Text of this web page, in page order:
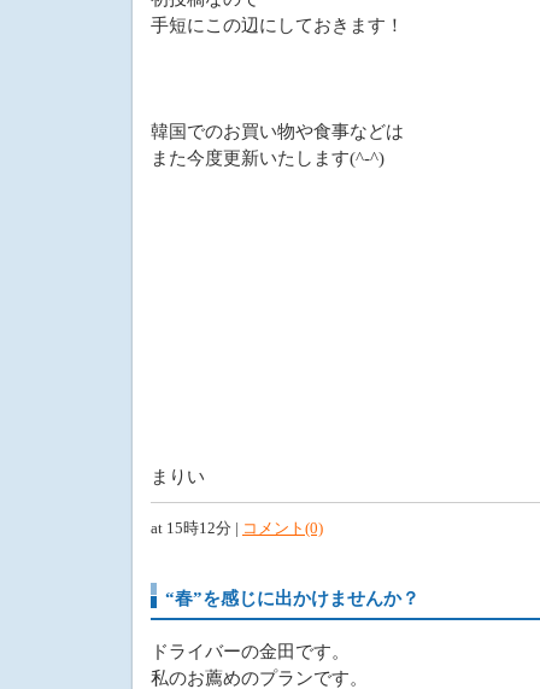
手短にこの辺にしておきます！
韓国でのお買い物や食事などは
また今度更新いたします(^-^)
まりい
at 15時12分 | コメント(0)
“春”を感じに出かけませんか？
ドライバーの金田です。
私のお薦めのプランです。